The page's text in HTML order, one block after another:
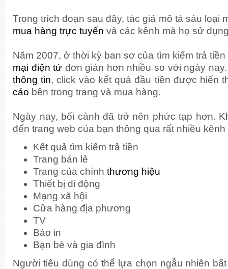
Trong trích đoạn sau đây, tác giả mô tả sáu loại
mua hàng trực tuyến và các kênh mà họ sử
Năm 2007, ở thời kỳ ban sơ của tìm kiếm trả
mại điện tử đơn giản hơn nhiều so với ngày
thông tin, click vào kết quả đầu tiên được hiển
cáo bên trong trang và mua hàng.
Ngày nay, bối cảnh đã trở nên phức tạp hơn.
đến trang web của bạn thông qua rất nhiều
Kết quả tìm kiếm trả tiền
Trang bán lẻ
Trang của chính thương hiệu
Thiết bị di động
Mạng xã hội
Cửa hàng địa phương
TV
Báo in
Bạn bè và gia đình
Người tiêu dùng có thể lựa chọn ngẫu nhiên